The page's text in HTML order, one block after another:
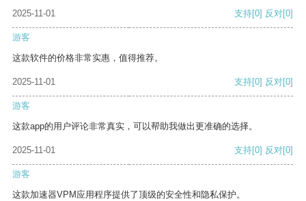
2025-11-01
支持[0] 反对[0]
游客
这款软件的价格非常实惠，值得推荐。
2025-11-01 支持[0] 反对[0]
游客
这款app的用户评论非常真实，可以帮助我做出更准确的选择。
2025-11-01 支持[0] 反对[0]
游客
这款加速器VPM应用程序提供了顶级的安全性和隐私保护。